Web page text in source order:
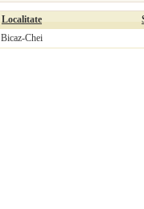
Localitate
Bicaz-Chei